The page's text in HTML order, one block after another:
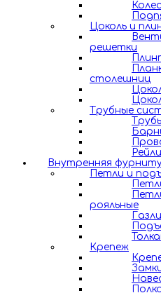
Цоколь и
решетки
столешниц
Трубные
Внутренняя
Петли и
рояльные
Крепеж